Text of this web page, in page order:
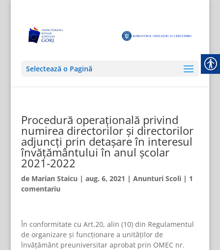
Selectează o Pagină
Procedură operațională privind
numirea directorilor și directorilor
adjuncți prin detașare în interesul
învățământului în anul școlar
2021-2022
de Marian Staicu | aug. 6, 2021 | Anunturi Scoli| 1
comentariu
În conformitate cu Art.20, alin (10) din Regulamentul
de organizare și funcționare a unităților de
învățământ preuniversitar aprobat prin OMEC nr.